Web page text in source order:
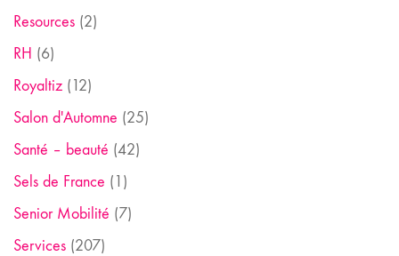
Resources (2)
RH (6)
Royaltiz (12)
Salon d'Automne (25)
Santé – beauté (42)
Sels de France (1)
Senior Mobilité (7)
Services (207)